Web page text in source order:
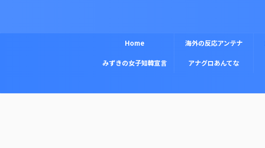
Home 海外の反応アンテナ
みずきの女子知韓宣言 アナグロあんてな